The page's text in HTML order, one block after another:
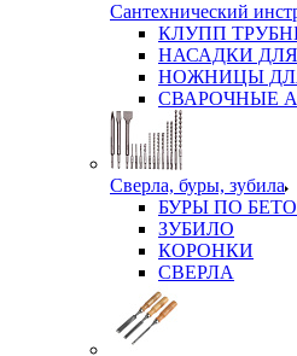
Сантехнический
КЛУПП
НАСАДКИ
НОЖНИЦЫ
СВАРОЧНЫЕ
Сверла, буры, зубила
БУРЫ ПО
ЗУБИЛО
КОРОНКИ
СВЕРЛА